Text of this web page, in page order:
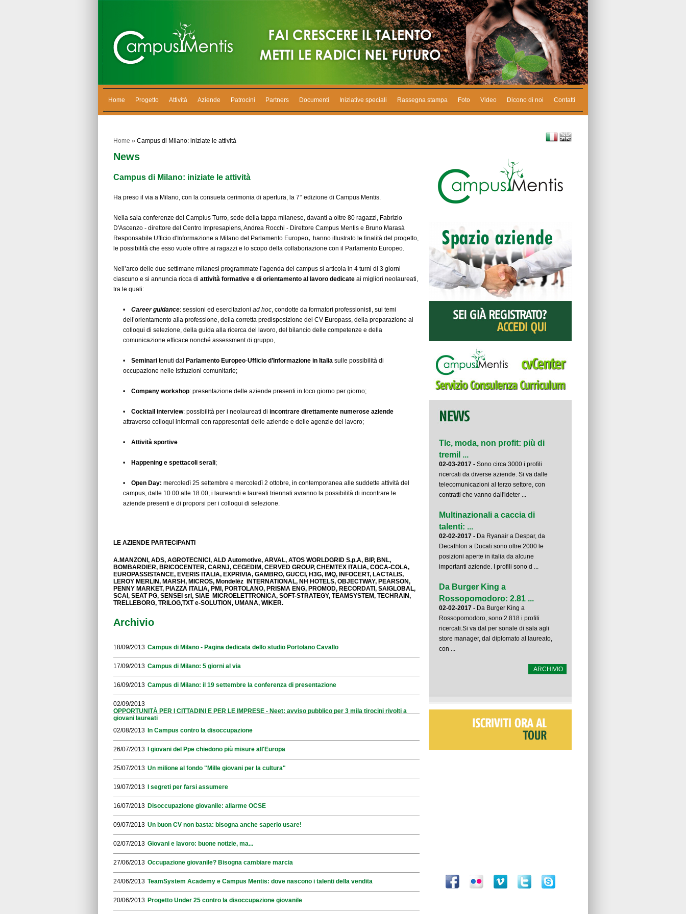
Home Progetto Attività Aziende Patrocini Partners Documenti Iniziative speciali Rassegna stampa Foto Video Dicono di noi Contatti
Home » Campus di Milano: iniziate le attività
News
Campus di Milano: iniziate le attività
Ha preso il via a Milano, con la consueta cerimonia di apertura, la 7° edizione di Campus Mentis.
Nella sala conferenze del Camplus Turro, sede della tappa milanese, davanti a oltre 80 ragazzi, Fabrizio
D'Ascenzo - direttore del Centro Impresapiens, Andrea Rocchi - Direttore Campus Mentis e Bruno Marasà
Responsabile Ufficio d'Informazione a Milano del Parlamento Europeo, hanno illustrato le finalità del progetto,
le possibilità che esso vuole offrire ai ragazzi e lo scopo della collaboriazione con il Parlamento Europeo.
Nell’arco delle due settimane milanesi programmate l’agenda del campus si articola in 4 turni di 3 giorni
ciascuno e si annuncia ricca di attività formative e di orientamento al lavoro dedicate ai migliori neolaureati,
tra le quali:
• Career guidance: sessioni ed esercitazioni ad hoc, condotte da formatori professionisti, sui temi
dell’orientamento alla professione, della corretta predisposizione del CV Europass, della preparazione ai
colloqui di selezione, della guida alla ricerca del lavoro, del bilancio delle competenze e della
comunicazione efficace nonché assessment di gruppo,
• Seminari tenuti dal Parlamento Europeo-Ufficio d’Informazione in Italia sulle possibilità di
occupazione nelle Istituzioni comunitarie;
• Company workshop: presentazione delle aziende presenti in loco giorno per giorno;
• Cocktail interview: possibilità per i neolaureati di incontrare direttamente numerose aziende
attraverso colloqui informali con rappresentati delle aziende e delle agenzie del lavoro;
• Attività sportive
• Happening e spettacoli serali;
• Open Day: mercoledì 25 settembre e mercoledì 2 ottobre, in contemporanea alle suddette attività del
campus, dalle 10.00 alle 18.00, i laureandi e laureati triennali avranno la possibilità di incontrare le
aziende presenti e di proporsi per i colloqui di selezione.
LE AZIENDE PARTECIPANTI
A.MANZONI, ADS, AGROTECNICI, ALD Automotive, ARVAL, ATOS WORLDGRID S.p.A, BIP, BNL,
BOMBARDIER, BRICOCENTER, CARNJ, CEGEDIM, CERVED GROUP, CHEMTEX ITALIA, COCA-COLA,
EUROPASSISTANCE, EVERIS ITALIA, EXPRIVIA, GAMBRO, GUCCI, H3G, IMQ, INFOCERT, LACTALIS,
LEROY MERLIN, MARSH, MICROS, Mondelēz INTERNATIONAL, NH HOTELS, OBJECTWAY, PEARSON,
PENNY MARKET, PIAZZA ITALIA, PMI, PORTOLANO, PRISMA ENG, PROMOD, RECORDATI, SAIGLOBAL,
SCAI, SEAT PG, SENSEI srl, SIAE MICROELETTRONICA, SOFT-STRATEGY, TEAMSYSTEM, TECHRAIN,
TRELLEBORG, TRILOG,TXT e-SOLUTION, UMANA, WIKER.
Archivio
18/09/2013 Campus di Milano - Pagina dedicata dello studio Portolano Cavallo
17/09/2013 Campus di Milano: 5 giorni al via
16/09/2013 Campus di Milano: il 19 settembre la conferenza di presentazione
02/09/2013
OPPORTUNITÀ PER I CITTADINI E PER LE IMPRESE - Neet: avviso pubblico per 3 mila tirocini rivolti a
giovani laureati
02/08/2013 In Campus contro la disoccupazione
26/07/2013 I giovani del Ppe chiedono più misure all'Europa
25/07/2013 Un milione al fondo "Mille giovani per la cultura"
19/07/2013 I segreti per farsi assumere
16/07/2013 Disoccupazione giovanile: allarme OCSE
09/07/2013 Un buon CV non basta: bisogna anche saperlo usare!
02/07/2013 Giovani e lavoro: buone notizie, ma...
27/06/2013 Occupazione giovanile? Bisogna cambiare marcia
24/06/2013 TeamSystem Academy e Campus Mentis: dove nascono i talenti della vendita
20/06/2013 Progetto Under 25 contro la disoccupazione giovanile
Tlc, moda, non profit: più di
tremil ...
02-03-2017 - Sono circa 3000 i profili
ricercati da diverse aziende. Si va dalle
telecomunicazioni al terzo settore, con
contratti che vanno dall'ideter ...
Multinazionali a caccia di
talenti: ...
02-02-2017 - Da Ryanair a Despar, da
Decathlon a Ducati sono oltre 2000 le
posizioni aperte in italia da alcune
importanti aziende. I profili sono d ...
Da Burger King a
Rossopomodoro: 2.81 ...
02-02-2017 - Da Burger King a
Rossopomodoro, sono 2.818 i profili
ricercati.Si va dal per sonale di sala agli
store manager, dal diplomato al laureato,
con ...
ARCHIVIO